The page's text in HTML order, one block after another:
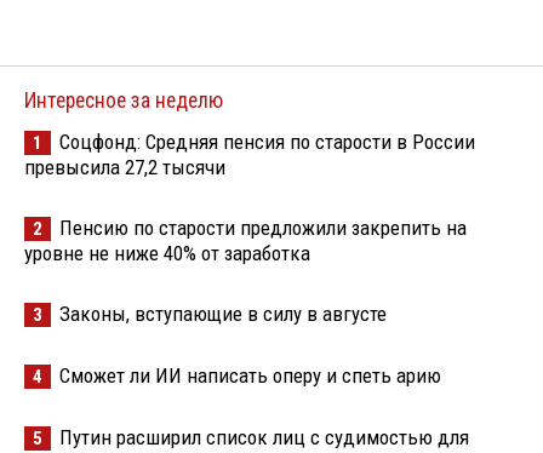
Интересное за неделю
1
Соцфонд: Средняя пенсия по старости в России
превысила 27,2 тысячи
2
Пенсию по старости предложили закрепить на
уровне не ниже 40% от заработка
3 Законы, вступающие в силу в августе
4 Сможет ли ИИ написать оперу и спеть арию
5
Путин расширил список лиц с судимостью для